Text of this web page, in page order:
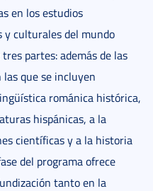
en los estudios
culturales del mundo
partes: además de las
que se incluyen
románica histórica,
hispánicas, a la
científicas y a la historia
del programa ofrece
tanto en la